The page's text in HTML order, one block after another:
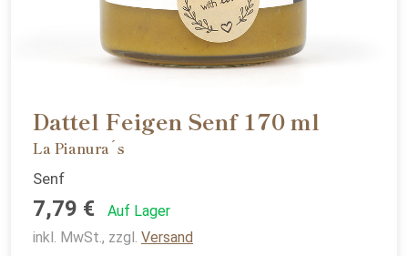
Dattel Feigen Senf 170 ml
La Pianura´s
Senf
7,79 €
Auf Lager
inkl. MwSt., zzgl. Versand